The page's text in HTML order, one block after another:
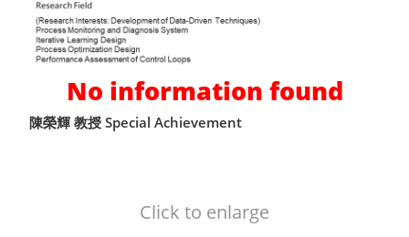
No information found
陳榮輝 教授 Special Achievement
Click to enlarge